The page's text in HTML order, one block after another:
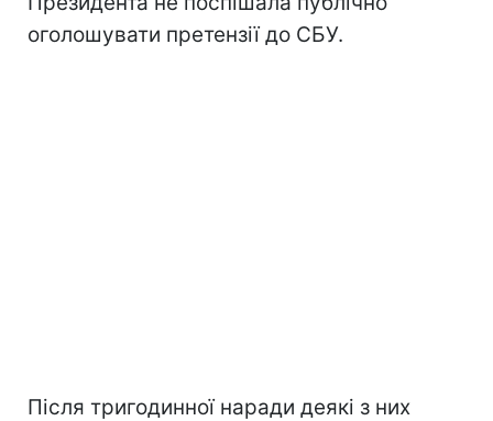
оголошувати претензії до СБУ.
Після тригодинної наради деякі з них